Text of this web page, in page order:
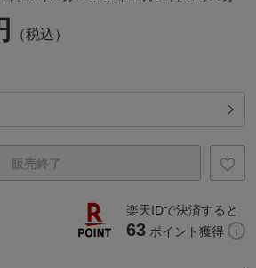
（税込）
販売終了
楽天IDで決済すると
63 ポイント獲得